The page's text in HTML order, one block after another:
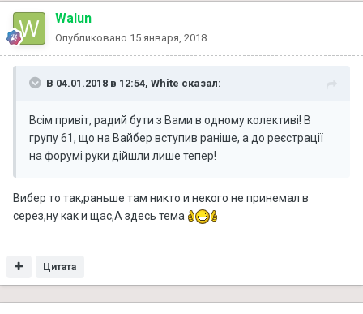
Walun
Опубликовано 15 января, 2018
В 04.01.2018 в 12:54, White сказал:
Всім привіт, радий бути з Вами в одному колективі! В
групу 61, що на Вайбер вступив раніше, а до реєстрації
на форумі руки дійшли лише тепер!
Вибер то так,раньше там никто и некого не принемал в
серез,ну как и щас,А здесь тема
Цитата